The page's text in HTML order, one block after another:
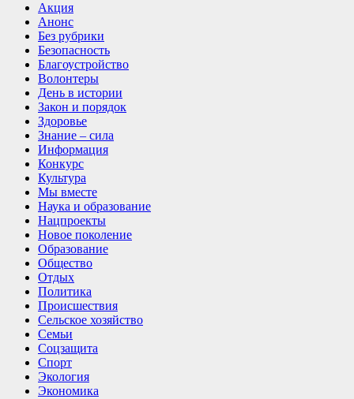
Акция
Анонс
Без рубрики
Безопасность
Благоустройство
Волонтеры
День в истории
Закон и порядок
Здоровье
Знание – сила
Информация
Конкурс
Культура
Мы вместе
Наука и образование
Нацпроекты
Новое поколение
Образование
Общество
Отдых
Политика
Происшествия
Сельское хозяйство
Семьи
Соцзащита
Спорт
Экология
Экономика